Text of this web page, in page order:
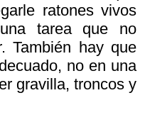
ratones vivos
tarea que no
También hay que
no en una
gravilla, troncos y